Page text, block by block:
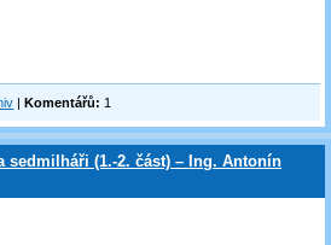
|Komentářů: 1
sedmilháři (1.-2. část) – Ing. Antonín